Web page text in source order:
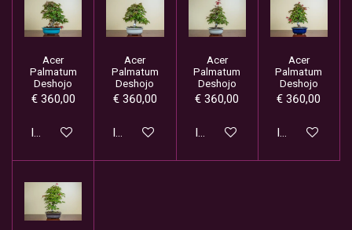
Acer
Palmatum
Deshojo
€ 360,00
In winkelwagen
Acer
Palmatum
Deshojo
€ 360,00
In winkelwagen
Acer
Palmatum
Deshojo
€ 360,00
In winkelwagen
Acer
Palmatum
Deshojo
€ 360,00
In